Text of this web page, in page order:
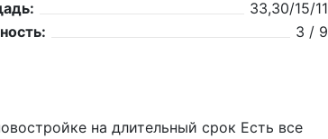
33,30/15/11
3 / 9
на длительный срок Есть все